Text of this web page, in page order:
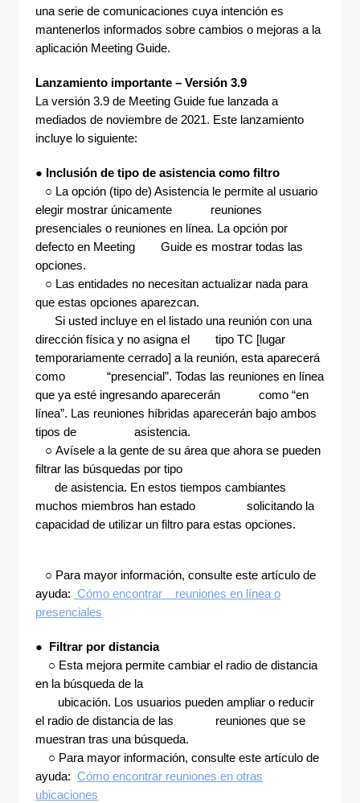
una serie de comunicaciones cuya intención es
mantenerlos informados sobre cambios o mejoras a la
aplicación Meeting Guide.
Lanzamiento importante – Versión 3.9
La versión 3.9 de Meeting Guide fue lanzada a
mediados de noviembre de 2021. Este lanzamiento
incluye lo siguiente:
● Inclusión de tipo de asistencia como filtro
○ La opción (tipo de) Asistencia le permite al usuario
elegir mostrar únicamente reuniones
presenciales o reuniones en línea. La opción por
defecto en Meeting Guide es mostrar todas las
opciones.
○ Las entidades no necesitan actualizar nada para
que estas opciones aparezcan.
Si usted incluye en el listado una reunión con una
dirección física y no asigna el tipo TC [lugar
temporariamente cerrado] a la reunión, esta aparecerá
como “presencial”. Todas las reuniones en línea
que ya esté ingresando aparecerán como “en
línea”. Las reuniones híbridas aparecerán bajo ambos
tipos de asistencia.
○ Avísele a la gente de su área que ahora se pueden
filtrar las búsquedas por tipo
de asistencia. En estos tiempos cambiantes
muchos miembros han estado solicitando la
capacidad de utilizar un filtro para estas opciones.
○ Para mayor información, consulte este artículo de
ayuda: Cómo encontrar reuniones en línea o
presenciales
● Filtrar por distancia
○ Esta mejora permite cambiar el radio de distancia
en la búsqueda de la
ubicación. Los usuarios pueden ampliar o reducir
el radio de distancia de las reuniones que se
muestran tras una búsqueda.
○ Para mayor información, consulte este artículo de
ayuda: Cómo encontrar reuniones en otras
ubicaciones